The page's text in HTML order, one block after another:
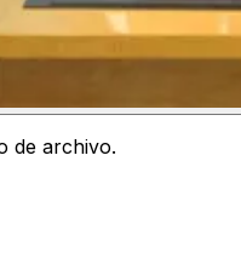
de archivo.